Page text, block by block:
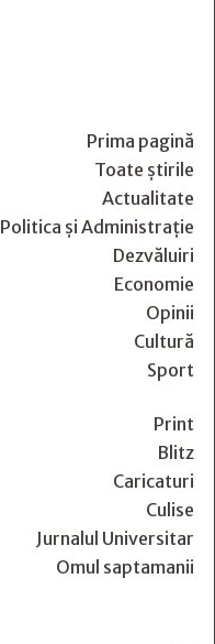
Prima pagină
Toate știrile
Actualitate
Politica și Administrație
Dezvăluiri
Economie
Opinii
Cultură
Sport
Print
Blitz
Caricaturi
Culise
Jurnalul Universitar
Omul saptamanii